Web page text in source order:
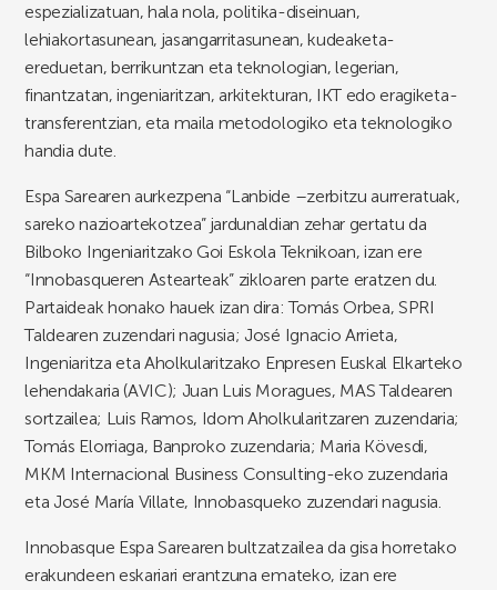
espezializatuan, hala nola, politika-diseinuan,
lehiakortasunean, jasangarritasunean, kudeaketa-
ereduetan, berrikuntzan eta teknologian, legerian,
finantzatan, ingeniaritzan, arkitekturan, IKT edo eragiketa-
transferentzian, eta maila metodologiko eta teknologiko
handia dute.
Espa Sarearen aurkezpena “Lanbide –zerbitzu aurreratuak,
sareko nazioartekotzea” jardunaldian zehar gertatu da
Bilboko Ingeniaritzako Goi Eskola Teknikoan, izan ere
“Innobasqueren Astearteak” zikloaren parte eratzen du.
Partaideak honako hauek izan dira: Tomás Orbea, SPRI
Taldearen zuzendari nagusia; José Ignacio Arrieta,
Ingeniaritza eta Aholkularitzako Enpresen Euskal Elkarteko
lehendakaria (AVIC); Juan Luis Moragues, MAS Taldearen
sortzailea; Luis Ramos, Idom Aholkularitzaren zuzendaria;
Tomás Elorriaga, Banproko zuzendaria; Maria Kövesdi,
MKM Internacional Business Consulting-eko zuzendaria
eta José María Villate, Innobasqueko zuzendari nagusia.
Innobasque Espa Sarearen bultzatzailea da gisa horretako
erakundeen eskariari erantzuna emateko, izan ere